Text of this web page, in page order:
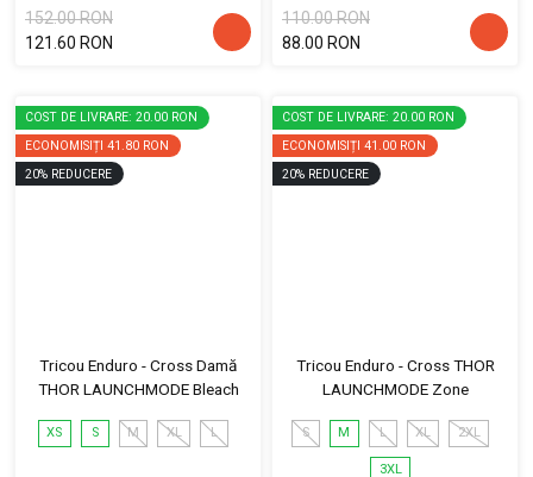
152.00 RON
121.60 RON
110.00 RON
88.00 RON
COST DE LIVRARE: 20.00 RON
ECONOMISIȚI 41.80 RON
20% REDUCERE
Tricou Enduro - Cross Damă
THOR LAUNCHMODE Bleach
XS S M XL L
COST DE LIVRARE: 20.00 RON
ECONOMISIȚI 41.00 RON
20% REDUCERE
Tricou Enduro - Cross THOR
LAUNCHMODE Zone
S M L XL 2XL
3XL